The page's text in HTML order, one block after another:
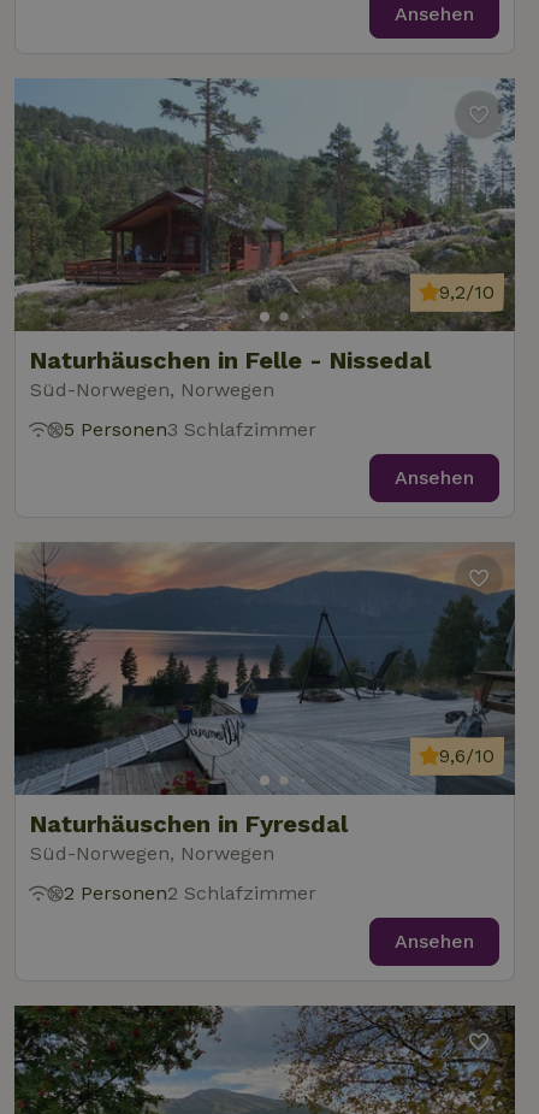
Ansehen
Naturhäuschen in Felle - Nissedal
Süd-Norwegen, Norwegen
9,2/10
5 Personen3 Schlafzimmer
Ansehen
Naturhäuschen in Fyresdal
Süd-Norwegen, Norwegen
9,6/10
2 Personen2 Schlafzimmer
Ansehen